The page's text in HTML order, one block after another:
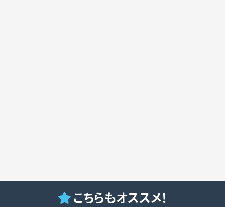
こちらもオススメ！